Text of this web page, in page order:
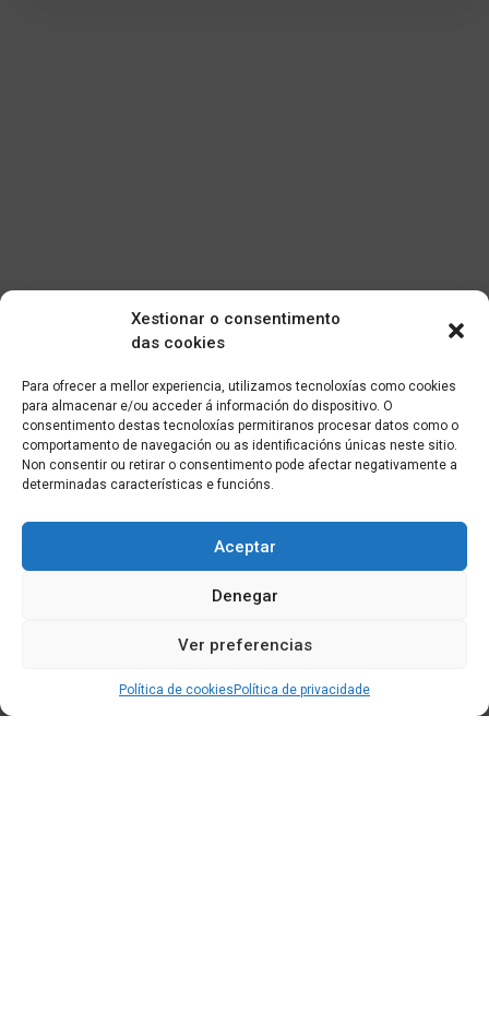
Xestionar o consentimento
das cookies
Para ofrecer a mellor experiencia, utilizamos tecnoloxías como cookies
para almacenar e/ou acceder á información do dispositivo. O
consentimento destas tecnoloxías permitiranos procesar datos como o
comportamento de navegación ou as identificacións únicas neste sitio.
Non consentir ou retirar o consentimento pode afectar negativamente a
determinadas características e funcións.
Aceptar
Denegar
Ver preferencias
Política de cookies Política de privacidade